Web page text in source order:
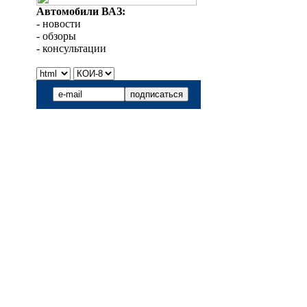
Автомобили ВАЗ:
- новости
- обзоры
- консультации